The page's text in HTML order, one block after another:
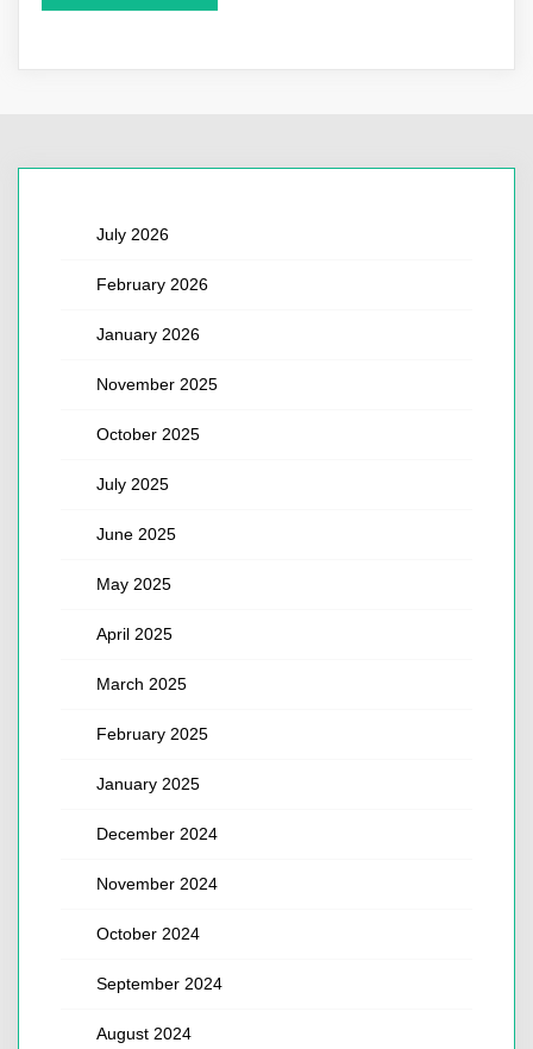
July 2026
February 2026
January 2026
November 2025
October 2025
July 2025
June 2025
May 2025
April 2025
March 2025
February 2025
January 2025
December 2024
November 2024
October 2024
September 2024
August 2024